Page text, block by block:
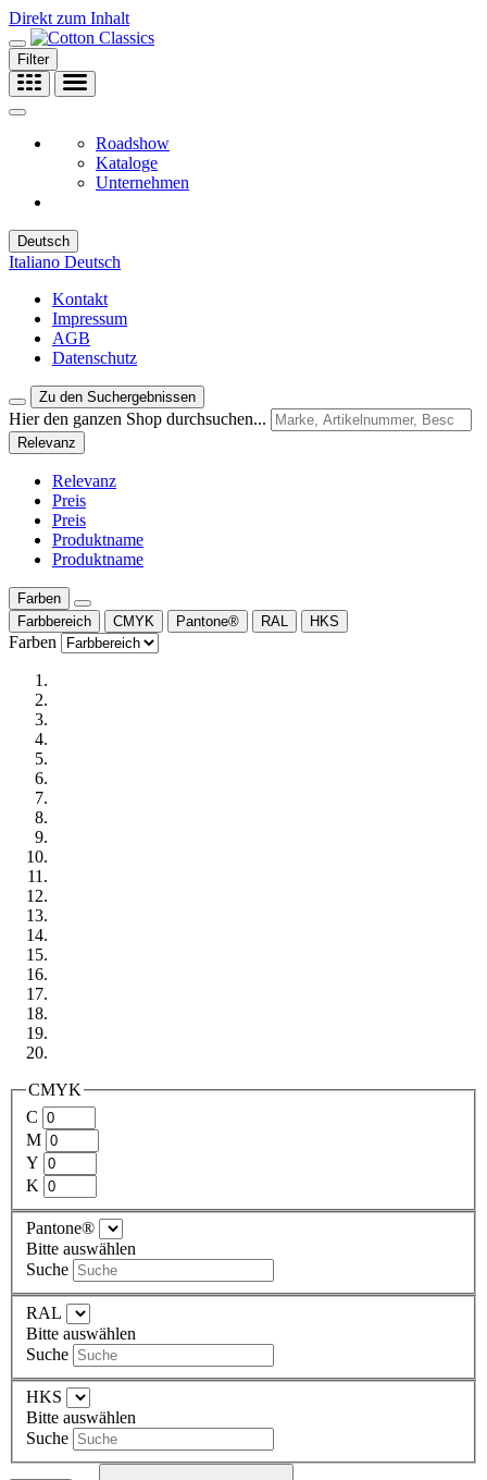
Direkt zum Inhalt
Filter
Roadshow
Kataloge
Unternehmen
Deutsch
Italiano Deutsch
Kontakt
Impressum
AGB
Datenschutz
Zu den Suchergebnissen
Hier den ganzen Shop durchsuchen...
Relevanz
Relevanz
Preis
Preis
Produktname
Produktname
Farben
Farbbereich
CMYK Pantone® RAL HKS
Farben
CMYK
C
M
Y
K
Pantone®
Bitte auswählen
Suche
RAL
Bitte auswählen
Suche
HKS
Bitte auswählen
Suche